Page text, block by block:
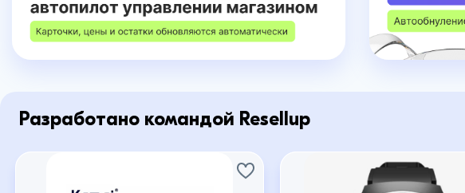
Разработано командой Resellup